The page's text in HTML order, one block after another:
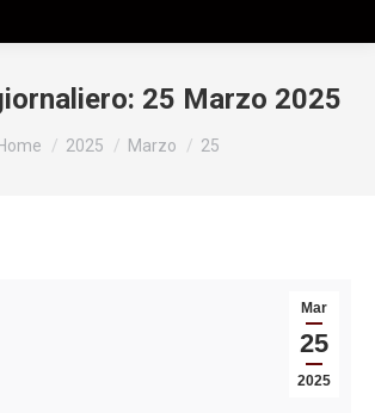
25 Marzo 2025
sei qui:
Home 2025 Marzo 25
Mar
25
2025